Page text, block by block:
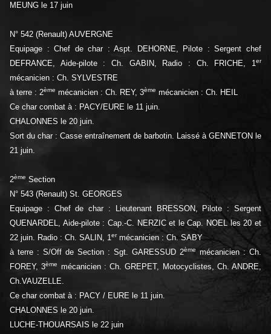
MEUNG le 17 juin
N° 542 (Renault) AUVERGNE
Equipage : Chef de char : Aspt. DEHORNE, Pilote : Sergent chef
DEFRANCE, Aide-pilote : Ch. GABIN, Radio : Ch. FRICHE, 1er
mécanicien : Ch. SYLVESTRE
à terre : 2ème mécanicien : Ch. REY, 3ème mécanicien : Ch. HEIL
Ce char combat à : PACY/EURE le 11 juin.
CHALONNES le 20 juin.
Sort du char : Casse entraînement de barbotin. Laissé à GENNETON le
21 juin.
2ème Section
N° 543 (Renault) St. GEORGES
Equipage : Chef de char : Lieutenant BRESSON, Pilote : Sergent
QUENARDEL, Aide-pilote : Cap.-C. NERZIC et le Cap. NOEL les 20 et
22 juin. Radio : Ch. SALIN, 1ermécanicien : Ch. SABY
à terre : S/Off de Section : Sgt. GARESSUD 2ème
mécanicien : Ch.
FOREY, 3ème
mécanicien : Ch. GREPET, Motocyclistes, Ch. ANDRE,
Ch.VAUZELLE.
Ce char combat à : PACY / EURE le 11 juin.
CHALONNES le 20 juin.
LUCHE-THOUARSAIS le 22 juin